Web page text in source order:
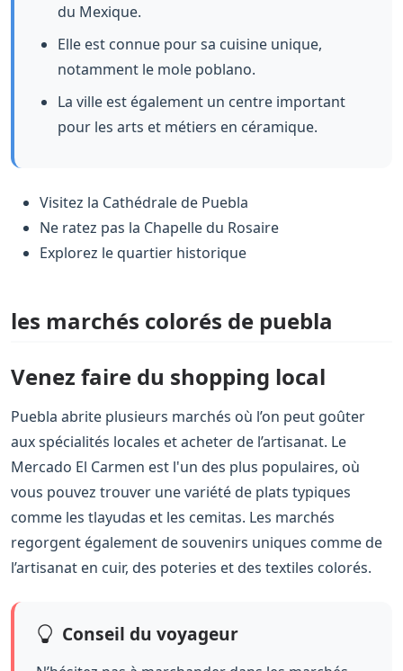
du Mexique.
Elle est connue pour sa cuisine unique,
notamment le mole poblano.
La ville est également un centre important
pour les arts et métiers en céramique.
Visitez la Cathédrale de Puebla
Ne ratez pas la Chapelle du Rosaire
Explorez le quartier historique
les marchés colorés de puebla
Venez faire du shopping local
Puebla abrite plusieurs marchés où l’on peut goûter
aux spécialités locales et acheter de l’artisanat. Le
Mercado El Carmen est l'un des plus populaires, où
vous pouvez trouver une variété de plats typiques
comme les tlayudas et les cemitas. Les marchés
regorgent également de souvenirs uniques comme de
l’artisanat en cuir, des poteries et des textiles colorés.
Conseil du voyageur